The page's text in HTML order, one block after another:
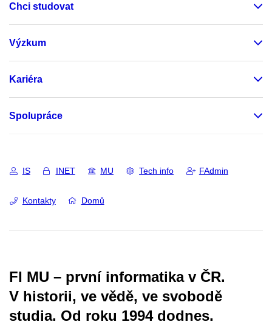
Chci studovat
Výzkum
Kariéra
Spolupráce
IS INET MU Tech info FAdmin
Kontakty Domů
FI MU – první informatika v ČR.
V historii, ve vědě, ve svobodě
studia. Od roku 1994 dodnes.